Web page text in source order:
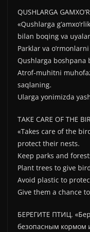
QUSHLARGA
«Qushlarga
bilan boqing va
Parklar va
Qushlarga
Atrof-muhitni
saqlaning.
Ularga yonimizda
TAKE CARE OF THE
«Takes care of the
protect their nests.
Keep parks and
Plant trees to give
Avoid plastic to
Give them a chance
БЕРЕГИТЕ ПТИЦ.
безопасным кормом